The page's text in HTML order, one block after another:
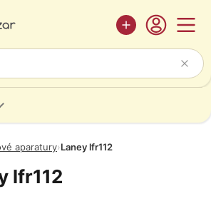
aparatury›Laney lfr112
lfr112